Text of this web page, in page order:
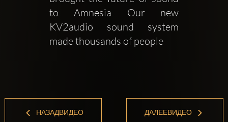
to Amnesia Our new
KV2audio sound system
made thousands of people
НАЗАДВИДЕО ДАЛЕЕВИДЕО